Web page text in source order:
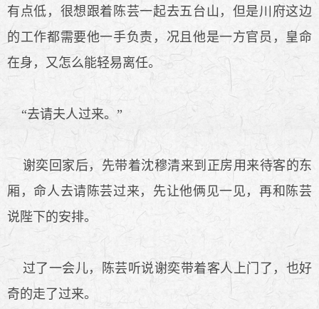
有点低，很想跟着陈芸一起去五台山，但是川府这边
的工作都需要他一手负责，况且他是一方官员，皇命
在身，又怎么能轻易离任。
“去请夫人过来。”
谢奕回家后，先带着沈穆清来到正房用来待客的东
厢，命人去请陈芸过来，先让他俩见一见，再和陈芸
说陛下的安排。
过了一会儿，陈芸听说谢奕带着客人上门了，也好
奇的走了过来。